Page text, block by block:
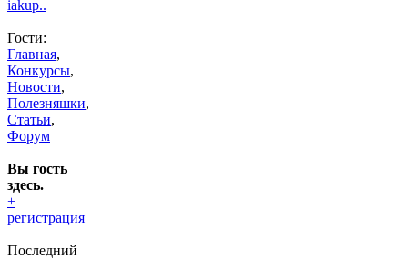
iakup..
Гости:
Главная,
Конкурсы,
Новости,
Полезняшки,
Статьи,
Форум
Вы гость
здесь.
+
регистрация
Последний